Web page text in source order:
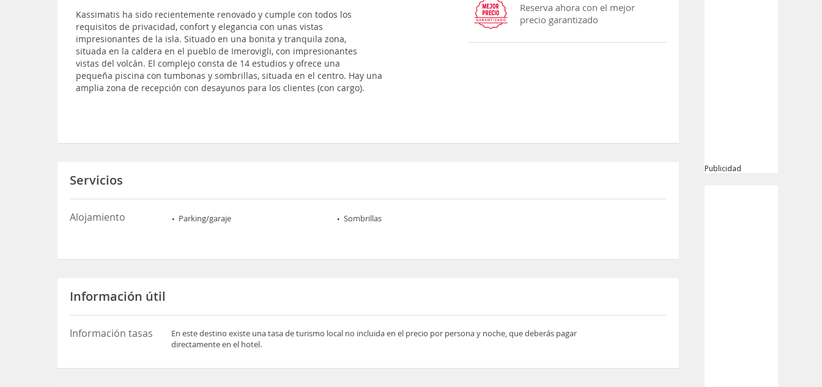
Kassimatis ha sido recientemente renovado y cumple con todos los
requisitos de privacidad, confort y elegancia con unas vistas
impresionantes de la isla. Situado en una bonita y tranquila zona,
situada en la caldera en el pueblo de Imerovigli, con impresionantes
vistas del volcán. El complejo consta de 14 estudios y ofrece una
pequeña piscina con tumbonas y sombrillas, situada en el centro. Hay una
amplia zona de recepción con desayunos para los clientes (con cargo).
Reserva ahora con el mejor
precio garantizado
Servicios
Alojamiento Parking/garaje Sombrillas
Información útil
Información tasas
En este destino existe una tasa de turismo local no incluida en el precio por persona y noche, que deberás pagar
directamente en el hotel.
Publicidad